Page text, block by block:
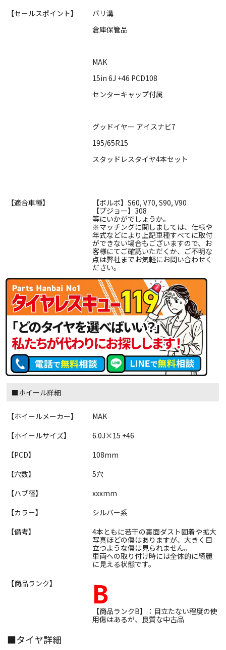
【セールスポイント】
バリ溝
倉庫保管品
MAK
15in 6J +46 PCD108
センターキャップ付属
グッドイヤー アイスナビ7
195/65R15
スタッドレスタイヤ4本セット
【適合車種】
【ボルボ】S60, V70, S90, V90
【プジョー】308
等にいかがでしょうか。
※マッチングに関しましては、仕様や
年式などにより上記車種すべてに取付
ができない場合もございますので、お
客様にてご確認いただくか、ご不明な
点は弊社までお気軽にお問い合わせく
ださい。
■ホイール詳細
【ホイールメーカー】
MAK
【ホイールサイズ】
6.0J×15 +46
【PCD】
108mm
【穴数】
5穴
【ハブ径】
xxxmm
【カラー】
シルバー系
【備考】
4本ともに若干の裏面ダスト固着や拡大
写真ほどの傷はありますが、大きく目
立つような傷は見られません。
車両への取り付け時には全体的に綺麗
に見える状態です。
【商品ランク】
B
【商品ランクB】：目立たない程度の使
用傷はあるが、良質な中古品
■タイヤ詳細